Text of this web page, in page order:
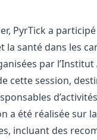
PyrTick a
la santé dans les
par
cette session,
a été réalisée sur
incluant des